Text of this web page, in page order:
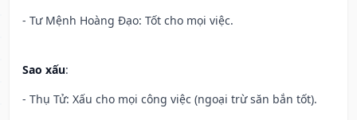
- Tư Mệnh Hoàng Đạo: Tốt cho mọi việc.
Sao xấu:
- Thụ Tử: Xấu cho mọi công việc (ngoại trừ săn bắn tốt).